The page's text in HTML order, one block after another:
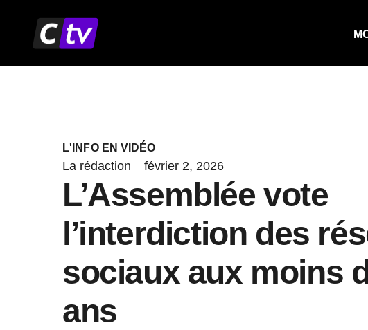
contenu
L'INFO EN VIDÉO
La rédaction février 2, 2026
L’Assemblée vote
l’interdiction des
sociaux aux moins
ans